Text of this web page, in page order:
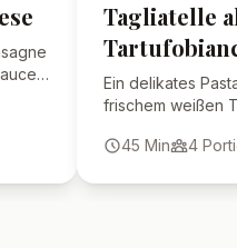
Tagliatelle
Ein delikates
frischem weißen
perfekt zur
45 Min 4